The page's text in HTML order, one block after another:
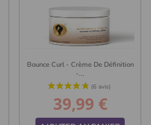
Bounce Curl - Crème De Définition
-...
Prix
39,99 €